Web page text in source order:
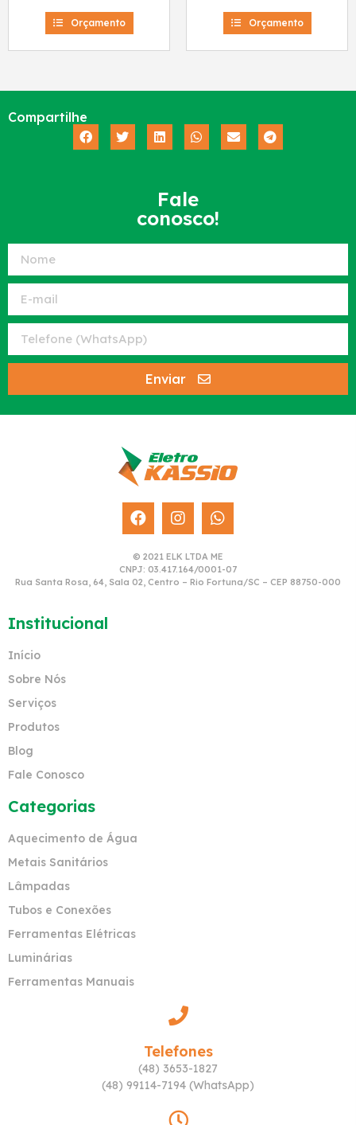
Orçamento Orçamento
Compartilhe
Fale
conosco!
Enviar
© 2021 ELK LTDA ME
CNPJ: 03.417.164/0001-07
Rua Santa Rosa, 64, Sala 02, Centro – Rio Fortuna/SC – CEP 88750-000
Institucional
Início
Sobre Nós
Serviços
Produtos
Blog
Fale Conosco
Categorias
Aquecimento de Água
Metais Sanitários
Lâmpadas
Tubos e Conexões
Ferramentas Elétricas
Luminárias
Ferramentas Manuais
Telefones
(48) 3653-1827
(48) 99114-7194 (WhatsApp)